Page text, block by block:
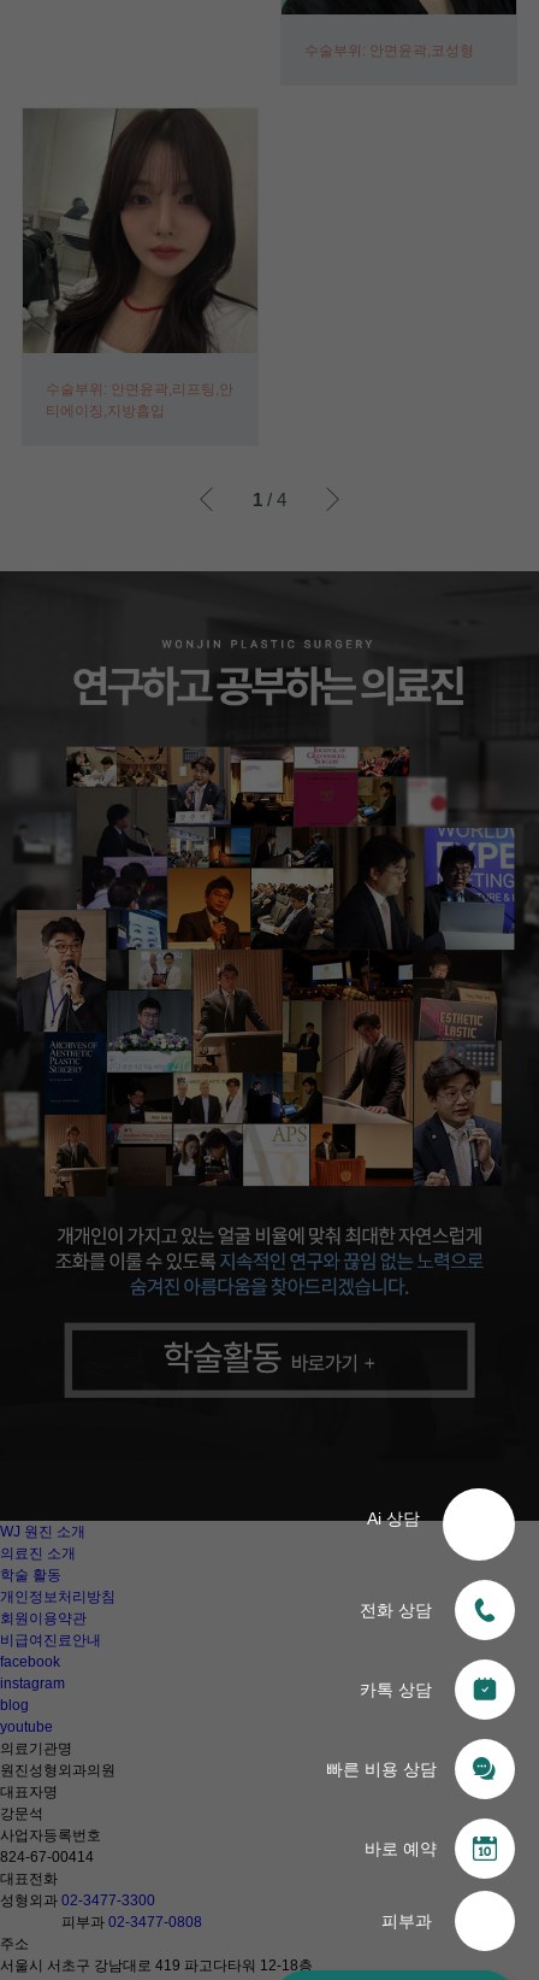
수술부위: 안면윤곽,코성형
수술부위: 안면윤곽,리프팅,안
티에이징,지방흡입
1 / 4
Ai 상담
전화 상담
카톡 상담
빠른 비용 상담
바로 예약
피부과
WJ 원진 소개
의료진 소개
학술 활동
개인정보처리방침
회원이용약관
비급여진료안내
facebook
instagram
blog
youtube
의료기관명
원진성형외과의원
대표자명
강문석
사업자등록번호
824-67-00414
대표전화
성형외과 02-3477-3300
피부과 02-3477-0808
주소
서울시 서초구 강남대로 419 파고다타워 12-18층